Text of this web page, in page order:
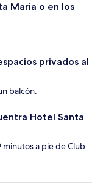
Maria o en los
privados al
balcón.
Hotel Santa
minutos a pie de Club